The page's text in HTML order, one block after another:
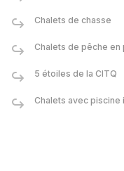
Chalets de chasse
Chalets de pêche en
5 étoiles de la CITQ
Chalets avec piscine